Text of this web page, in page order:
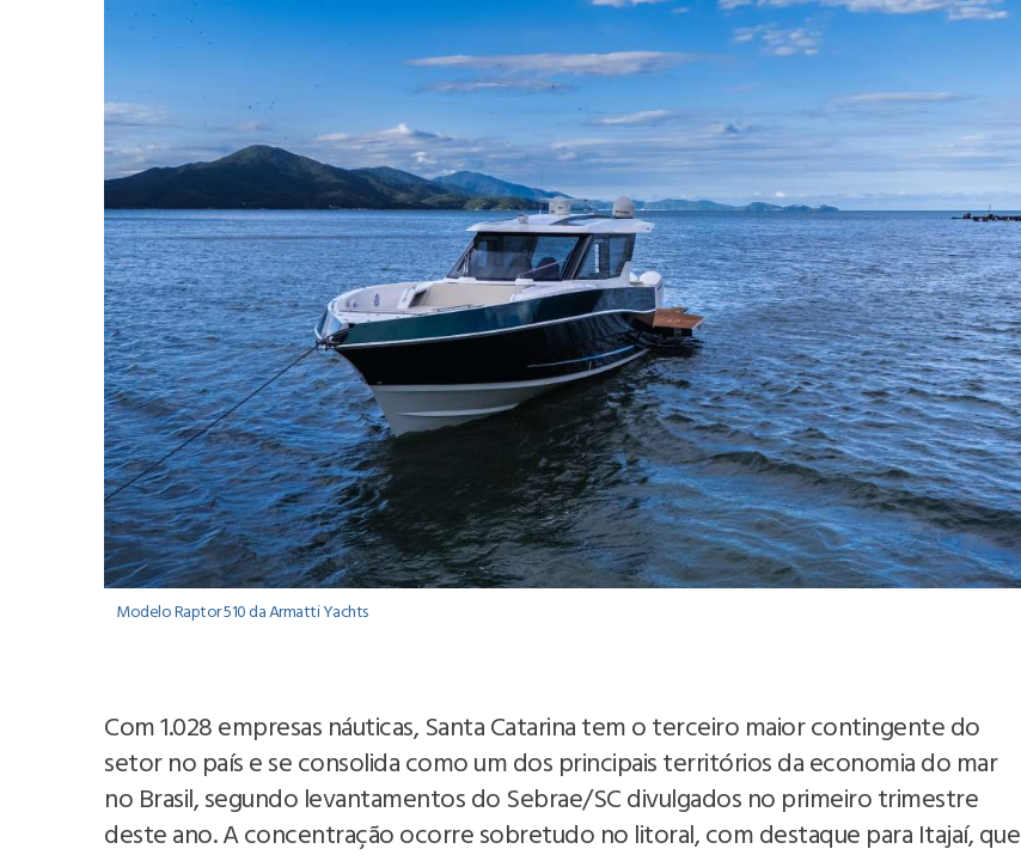
Modelo Raptor 510 da Armatti Yachts
Com 1.028 empresas náuticas, Santa Catarina tem o terceiro maior contingente do
setor no país e se consolida como um dos principais territórios da economia do mar
no Brasil, segundo levantamentos do Sebrae/SC divulgados no primeiro trimestre
deste ano. A concentração ocorre sobretudo no litoral, com destaque para Itajaí, que